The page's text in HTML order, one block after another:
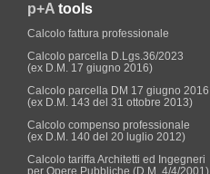
p+A tools
Calcolo fattura professionale
Calcolo parcella D.Lgs.36/2023
(ex D.M. 17 giugno 2016)
Calcolo parcella DM 17 giugno 2016
(ex D.M. 143 del 31 ottobre 2013)
Calcolo compenso professionale
(ex D.M. 140 del 20 luglio 2012)
Calcolo tariffa Architetti ed Ingegneri
per Opere Pubbliche (D.M. 4/4/2001)